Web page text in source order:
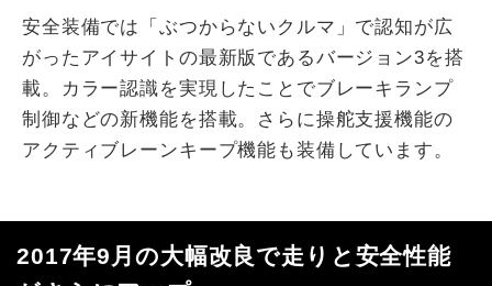
安全装備では「ぶつからないクルマ」で認知が広
がったアイサイトの最新版であるバージョン3を搭
載。カラー認識を実現したことでブレーキランプ
制御などの新機能を搭載。さらに操舵支援機能の
アクティブレーンキープ機能も装備しています。
2017年9月の大幅改良で走りと安全性能